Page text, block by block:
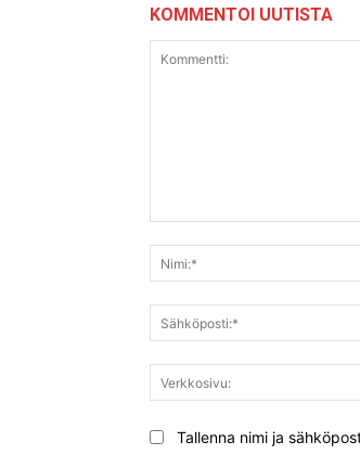
KOMMENTOI UUTISTA
Tallenna nimi ja